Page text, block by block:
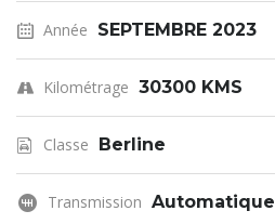
Année SEPTEMBRE 2023
Kilométrage 30300 KMS
Classe Berline
Transmission Automatique